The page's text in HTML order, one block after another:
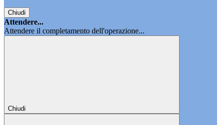
Chiudi
Attendere...
Attendere il completamento dell'operazione...
Chiudi